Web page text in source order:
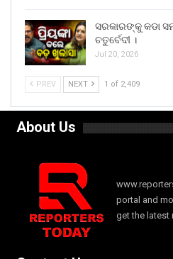
ସରକାରଙ୍କୁ କଡା
ଚତୁର୍ବେଦୀ ।
Jul 20, 2026
PREV NEXT 1 of 2,409
About Us
portal and
get the latest